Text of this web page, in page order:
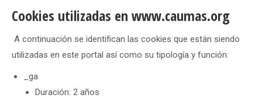
Cookies utilizadas en www.caumas.org
A continuación se identifican las cookies que están siendo
utilizadas en este portal así como su tipología y función:
_ga
Duración: 2 años